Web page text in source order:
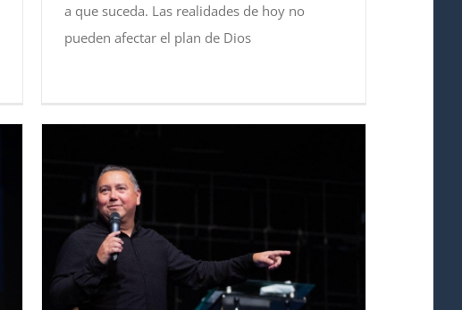
a que suceda. Las realidades de hoy no
pueden afectar el plan de Dios